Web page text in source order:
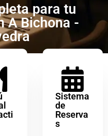
para tu
A Bichona -
Sistema
de
Reserva
s